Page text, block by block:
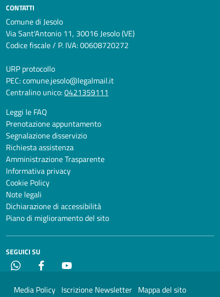
CONTATTI
Comune di Jesolo
Via Sant'Antonio 11, 30016 Jesolo (VE)
Codice fiscale / P. IVA: 00608720272
URP protocollo
PEC:comune.jesolo@legalmail.it
Centralino unico:0421359111
Leggi le FAQ
Prenotazione appuntamento
Segnalazione disservizio
Richiesta assistenza
Amministrazione Trasparente
Informativa privacy
Cookie Policy
Note legali
Dichiarazione di accessibilità
Piano di miglioramento del sito
SEGUICI SU
Whatsapp Facebook
Media Policy Iscrizione Newsletter Mappa del sito